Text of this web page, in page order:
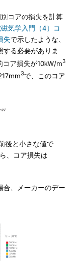
コアの損失を計算
磁気学入門（4）コ
失で示したような、
する必要がありま
ア損失が10kW/m3
3で、このコア
後と小さな値で
、コア損失は
、メーカーのデー